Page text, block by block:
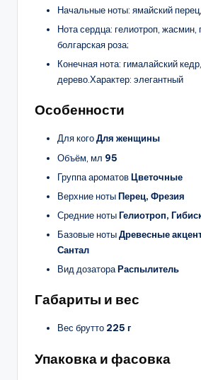
Начальные ноты: ямайский
Нота сердца: гелиотроп, жасмин,
болгарская роза;
Конечная нота: гималайский
дерево.Характер: элегантный
Особенности
Для когоДля женщины
Объём, мл 95
Группа ароматовЦветочные
Верхние нотыПерец, Фрезия
Средние нотыГелиотроп,
Базовые нотыДревесные
Сантал
Вид дозатораРаспылитель
Габариты и вес
Вес брутто 225 г
Упаковка и фасовка